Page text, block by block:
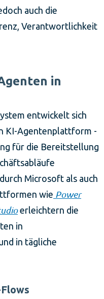
auch die
Verantwortlichkeit
in
entwickelt sich
KI-Agentenplattform -
für die Bereitstellung
Microsoft als auch
wie Power
erleichtern die
in
in tägliche